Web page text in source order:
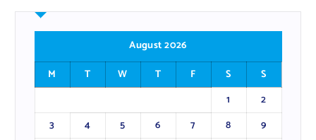
August 2026
M
T W T F S
S
1
2
3
4 5 6 7 8 9